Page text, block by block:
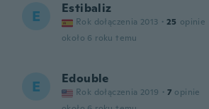
E Estibaliz
Rok dołączenia 2013 · 25 opinie
około 6 roku temu
E Edouble
Rok dołączenia 2019 · 7 opinie